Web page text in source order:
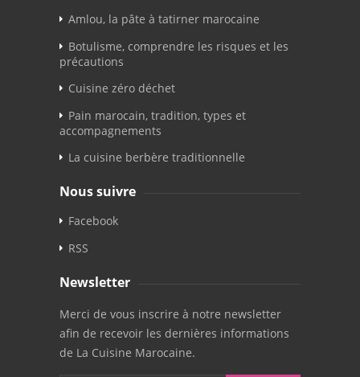
Amlou, la pâte à tatirner marocaine
Botulisme, comprendre les risques et les
précautions
Cuisine zéro déchet
Pain marocain, tradition, types et
accompagnements
La cuisine berbère traditionnelle
Nous suivre
Facebook
RSS
Newsletter
Merci de vous inscrire à notre newsletter
afin de recevoir les dernières informations
de La Cuisine Marocaine.